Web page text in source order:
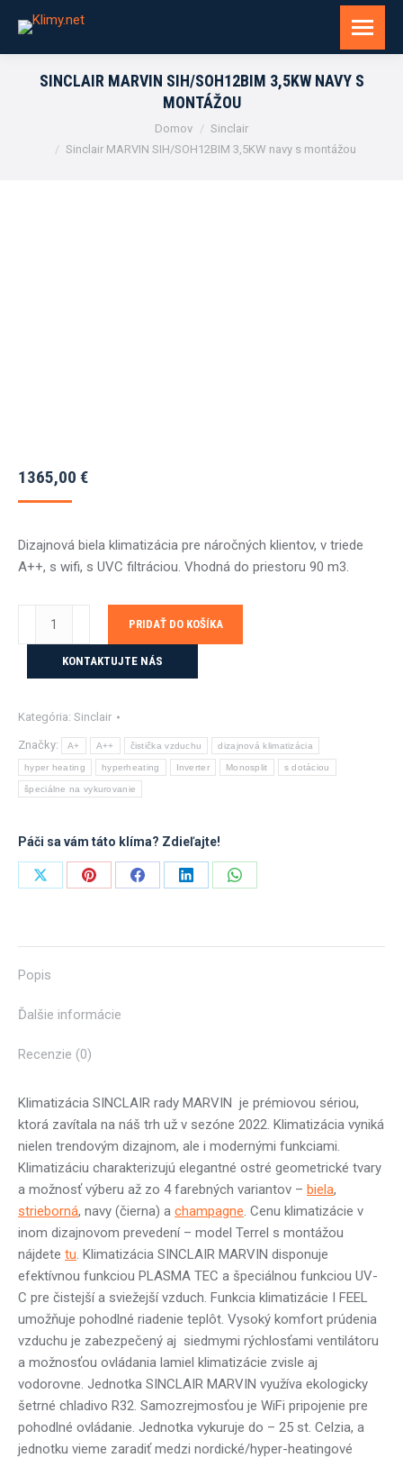
SINCLAIR MARVIN SIH/SOH12BIM 3,5KW NAVY S
MONTÁŽOU
Domov
Sinclair
Sinclair MARVIN SIH/SOH12BIM 3,5KW navy s montážou
1365,00 €
Dizajnová biela klimatizácia pre náročných klientov, v triede
A++, s wifi, s UVC filtráciou. Vhodná do priestoru 90 m3.
MARVIN
SIH/SOH12BIM
navy
s
montážou
PRIDAŤ DO KOŠÍKA
KONTAKTUJTE NÁS
Kategória: Sinclair
Značky: A+ A++ čistička vzduchu dizajnová klimatizácia
hyper heating hyperheating Inverter Monosplit s dotáciou
špeciálne na vykurovanie
Páči sa vám táto klíma? Zdieľajte!
Share
Share
Share
Share
Share
Popis
Ďalšie informácie
Recenzie (0)
Klimatizácia SINCLAIR rady MARVIN je prémiovou sériou,
ktorá zavítala na náš trh už v sezóne 2022. Klimatizácia vyniká
nielen trendovým dizajnom, ale i modernými funkciami.
Klimatizáciu charakterizujú elegantné ostré geometrické tvary
a možnosť výberu až zo 4 farebných variantov – biela,
strieborná, navy (čierna) a champagne. Cenu klimatizácie v
inom dizajnovom prevedení – model Terrel s montážou
nájdete tu. Klimatizácia SINCLAIR MARVIN disponuje
efektívnou funkciou PLASMA TEC a špeciálnou funkciou UV-
C pre čistejší a sviežejší vzduch. Funkcia klimatizácie I FEEL
umožňuje pohodlné riadenie teplôt. Vysoký komfort prúdenia
vzduchu je zabezpečený aj siedmymi rýchlosťami ventilátoru
a možnosťou ovládania lamiel klimatizácie zvisle aj
vodorovne. Jednotka SINCLAIR MARVIN využíva ekologicky
šetrné chladivo R32. Samozrejmosťou je WiFi pripojenie pre
pohodlné ovládanie. Jednotka vykuruje do – 25 st. Celzia, a
jednotku vieme zaradiť medzi nordické/hyper-heatingové